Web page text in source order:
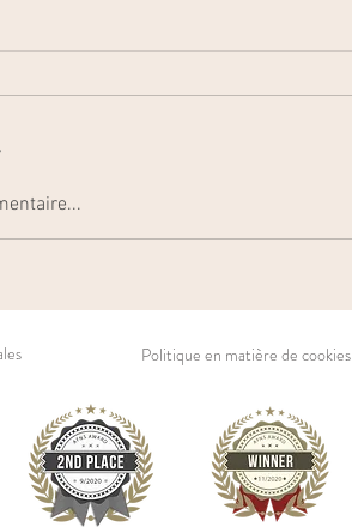
Politique en matière de cookies